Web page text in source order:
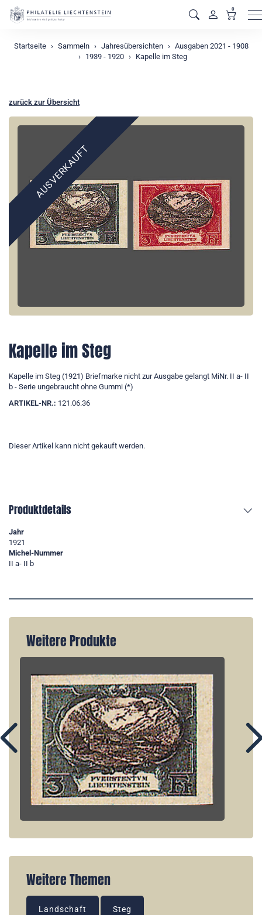
0
Startseite Sammeln Jahresübersichten
Ausgaben 2021 - 1908
1939 - 1920
Kapelle im Steg
zurück zur Übersicht
AUSVERKAUFT
Kapelle im Steg
Kapelle im Steg (1921) Briefmarke nicht zur Ausgabe gelangt MiNr. II a- II
b - Serie ungebraucht ohne Gummi (*)
ARTIKEL-NR.: 121.06.36
Dieser Artikel kann nicht gekauft werden.
Produktdetails
Jahr
1921
Michel-Nummer
II a- II b
Weitere Produkte
Weitere Themen
Landschaft Steg